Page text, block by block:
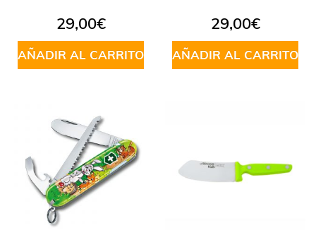
29,00€
AÑADIR AL CARRITO
29,00€
AÑADIR AL CARRITO